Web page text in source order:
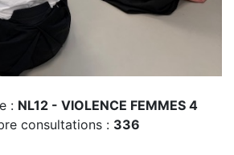
: NL12 - VIOLENCE FEMMES 4
consultations : 336